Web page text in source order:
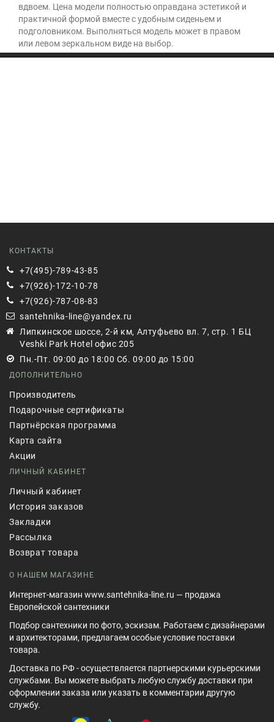
вдвоем. Цена модели полностью оправдана эстетикой и
практичной формой вместе с удобным сиденьем и
подголовником. Выполняться модель может в правом
или левом зеркальном виде на выбор.
КОНТАКТЫ
+7(495)-789-43-85
+7(926)-172-10-78
+7(926)-787-08-83
santehnika-line@yandex.ru
Липкинское шоссе, 2-й км, Алтуфьево вл. 7, стр. 1 БЦ
Veshki Park Hotel офис 205
Пн.-Пт. 09:00 до 18:00 Сб. 09:00 до 15:00
ДОПОЛНИТЕЛЬНО
Производитель
Подарочные сертификаты
Партнёрская программа
Карта сайта
Акции
ЛИЧНЫЙ КАБИНЕТ
Личный кабинет
История заказов
Закладки
Рассылка
Возврат товара
О НАШЕМ МАГАЗИНЕ
Интернет-магазин www.santehnika-line.ru — продажа
Европейской сантехники
Подбор сантехники по фото, эскизам. Работаем с дизайнерами
и архитекторами, предлагаем особые условие поставки
товара.
Доставка по РФ - осуществляется партнерскими курьерскими
службами. Вы можете выбрать любую службу доставки при
оформлении заказа или указать в комментарии другую
службу.